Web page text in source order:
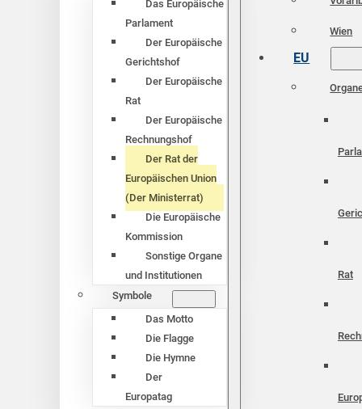
Das Europäische
Parlament
Der Europäische
Gerichtshof
Der Europäische
Rat
Der Europäische
Rechnungshof
Der Rat der
Europäischen Union
(Der Ministerrat)
Die Europäische
Kommission
Sonstige Organe
und Institutionen
Symbole
Das Motto
Die Flagge
Die Hymne
Der
Europatag
Wien
EU
Rat